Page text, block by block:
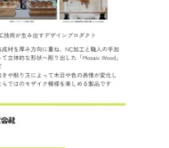
工程とこだわり
製作事例
ンター・天板
ディオ関連